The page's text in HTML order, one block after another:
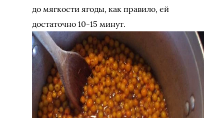
до мягкости ягоды, как правило, ей
достаточно 10-15 минут.